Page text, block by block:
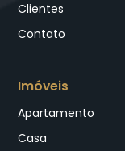
Clientes
Contato
Imóveis
Apartamento
Casa